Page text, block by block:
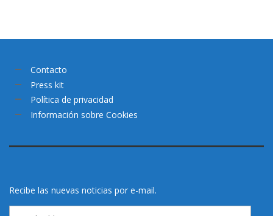
Contacto
Press kit
Política de privacidad
Información sobre Cookies
Recibe las nuevas noticias por e-mail.